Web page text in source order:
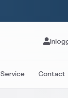
Service Contact